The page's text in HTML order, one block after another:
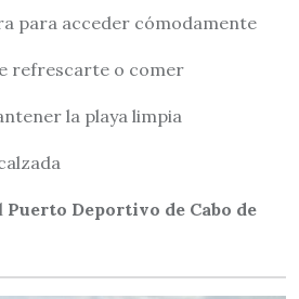
para acceder cómodamente
refrescarte o comer
la playa limpia
Puerto Deportivo de Cabo de